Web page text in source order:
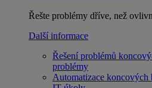
Řešte problémy dříve, než
Další informace
Řešení problémů
problémy
Automatizace koncových